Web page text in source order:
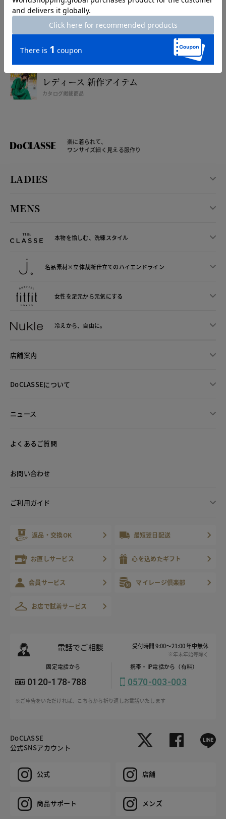
特集一覧
レディース セール情報一覧
WEB限定お得なセール
レディース 新作アイテム
カタログ掲載商品
楽に着られて、
ワンサイズ細く見える服作り
LADIES
MENS
本物を愉しむ、洗練スタイル
名品素材×立体裁断仕立てのハイエンドライン
女性を足元から元気にする
冷えから、 自由に。
店舗案内
DoCLASSEについて
ニュース
よくあるご質問
お問い合わせ
ご利用ガイド
返品・交換OK 最短翌日配送
お直しサービス 心を込めたギフト
会員サービス マイレージ倶楽部
お店で試着サービス
電話でご相談 受付時間 9:00～21:00 年中無休
※年末年始等除く
固定電話から
0120-178-788
携帯・IP電話から（有料）
0570-003-003
※ご申告をいただければ、こちらから折り返しお電話いたします
DoCLASSE
公式SNSアカウント
公式 店舗
商品サポート メンズ